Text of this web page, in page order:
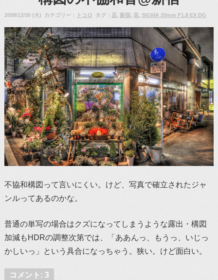
2008/12/30 (火) カテゴリー： トコロ タグ： 店, 新宿, 花, SIGMA 20mm F1.8 EX DG
不協和構図って言いにくい。けど、写真で確立されたジャ
ンルってあるのかな。
普通の単写の場合はクズになってしまうような露出・構図
加減もHDRの調整次第では、「ああんっ、もうっ、いじっ
かしいっ」という具合になっちゃう。狭い。けど面白い。
コメント: 3